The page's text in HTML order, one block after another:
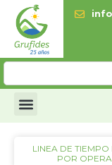
LINEA DE
POR